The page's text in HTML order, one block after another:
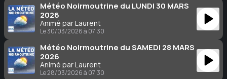
Météo Noirmoutrine du LUNDI 30 MARS
2026
Animé par Laurent
Le 30/03/2026 à 07:30
Météo Noirmoutrine du SAMEDI 28 MARS
2026
Animé par Laurent
Le 28/03/2026 à 07:30